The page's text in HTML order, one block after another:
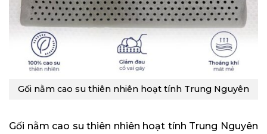
Gối nằm cao su thiên nhiên hoạt tính Trung Nguyên
Gối nằm cao su thiên nhiên hoạt tính Trung Nguyên